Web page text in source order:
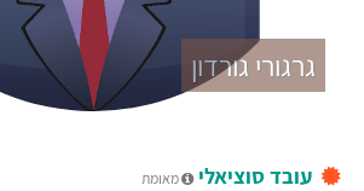
גרגורי גורדון
עובד סוציאלי מאומת